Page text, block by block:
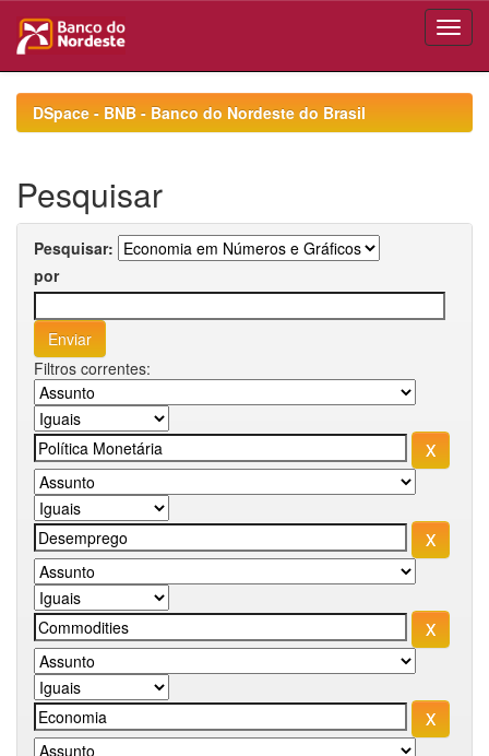
navigationDSpace - BNB - Banco do Nordeste do Brasil
Pesquisar
Pesquisar:
por
Filtros correntes: